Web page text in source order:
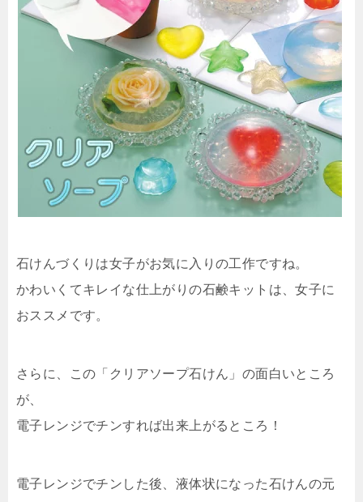
石けんづくりは女子がお気に入りの工作ですね。
かわいくてキレイな仕上がりの石鹸キットは、女子に
おススメです。
さらに、この「クリアソープ石けん」の面白いところ
が、
電子レンジでチンすれば出来上がるところ！
電子レンジでチンした後、液体状になった石けんの元